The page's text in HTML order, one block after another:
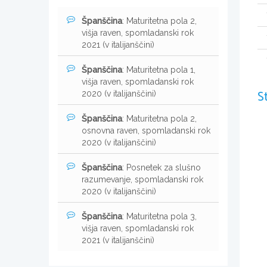
Španščina: Maturitetna pola 2,
višja raven, spomladanski rok
2021 (v italijanščini)
Španščina: Maturitetna pola 1,
višja raven, spomladanski rok
2020 (v italijanščini)
Španščina: Maturitetna pola 2,
osnovna raven, spomladanski rok
2020 (v italijanščini)
Španščina: Posnetek za slušno
razumevanje, spomladanski rok
2020 (v italijanščini)
Španščina: Maturitetna pola 3,
višja raven, spomladanski rok
2021 (v italijanščini)